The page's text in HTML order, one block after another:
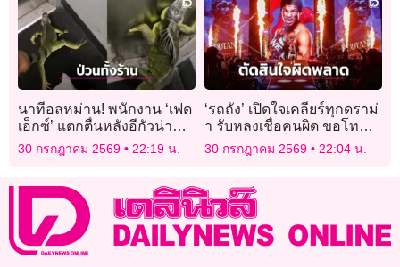
นาทีอลหม่าน! พนักงาน ‘เฟด
เอ็กซ์’ แตกตื่นหลังอีกัวน่า
ยักษ์กระโจนจากกล่องพัสดุ
กลางร้าน
30 กรกฎาคม 2569 22:19 น.
‘รถถัง’ เปิดใจเคลียร์ทุกดราม่
า รับหลงเชื่อคนผิด ขอโทษ
ONE-ชาตรี ลั่นกลับมาทวง
แชมป์โลก
30 กรกฎาคม 2569 22:04 น.